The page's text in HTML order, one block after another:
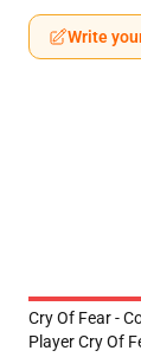
Write
Cry Of Fear -
Player Cry Of